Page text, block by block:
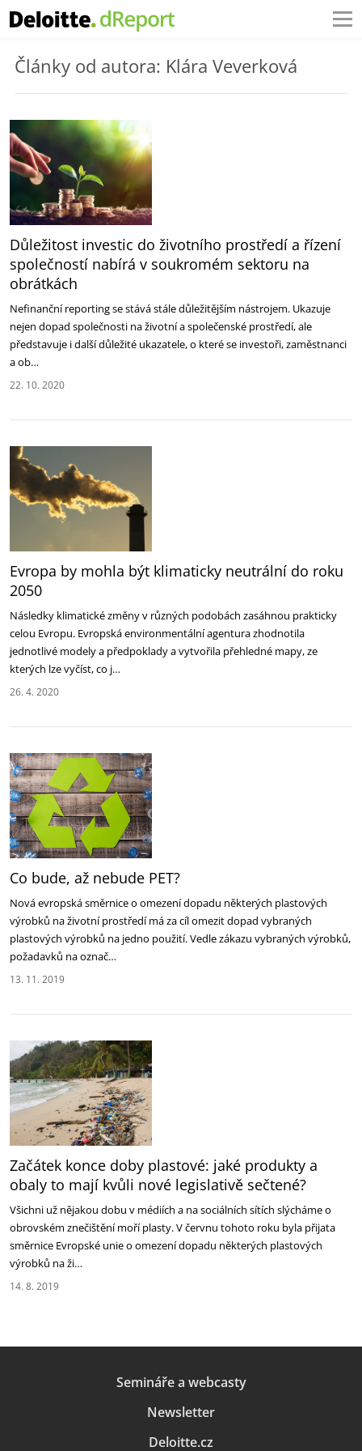
Články od autora: Klára Veverková
Důležitost investic do životního prostředí a řízení
společností nabírá v soukromém sektoru na
obrátkách
Nefinanční reporting se stává stále důležitějším nástrojem. Ukazuje
nejen dopad společnosti na životní a společenské prostředí, ale
představuje i další důležité ukazatele, o které se investoři, zaměstnanci
a ob…
22. 10. 2020
Evropa by mohla být klimaticky neutrální do roku
2050
Následky klimatické změny v různých podobách zasáhnou prakticky
celou Evropu. Evropská environmentální agentura zhodnotila
jednotlivé modely a předpoklady a vytvořila přehledné mapy, ze
kterých lze vyčíst, co j…
26. 4. 2020
Co bude, až nebude PET?
Nová evropská směrnice o omezení dopadu některých plastových
výrobků na životní prostředí má za cíl omezit dopad vybraných
plastových výrobků na jedno použití. Vedle zákazu vybraných výrobků,
požadavků na označ…
13. 11. 2019
Začátek konce doby plastové: jaké produkty a
obaly to mají kvůli nové legislativě sečtené?
Všichni už nějakou dobu v médiích a na sociálních sítích slýcháme o
obrovském znečištění moří plasty. V červnu tohoto roku byla přijata
směrnice Evropské unie o omezení dopadu některých plastových
výrobků na ži…
14. 8. 2019
Semináře a webcasty
Newsletter
Deloitte.cz